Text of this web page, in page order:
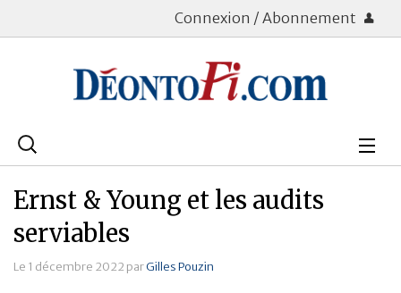
Connexion / Abonnement
Rechercher
Bourse
Placements
Ernst & Young et les audits
serviables
Le 1 décembre 2022 parGilles Pouzin